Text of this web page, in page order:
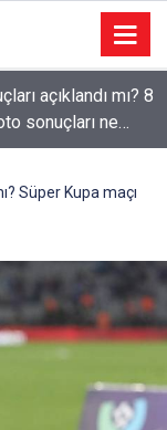
bir polis
Süper Kupa maçı